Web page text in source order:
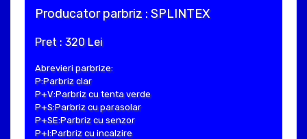
Producator parbriz : SPLINTEX
Pret : 320 Lei
Abrevieri parbrize:
P:Parbriz clar
P+V:Parbriz cu tenta verde
P+S:Parbriz cu parasolar
P+SE:Parbriz cu senzor
P+I:Parbriz cu incalzire